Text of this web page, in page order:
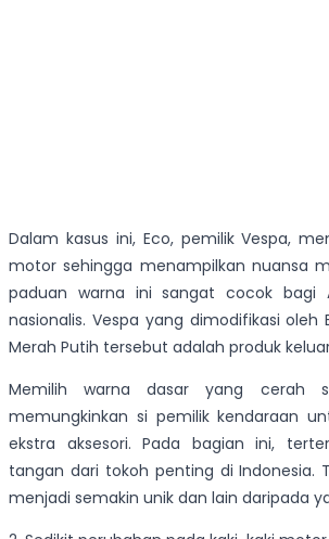
Dalam kasus ini, Eco, pemilik Vespa,
motor sehingga menampilkan nuansa
paduan warna ini sangat cocok bagi
nasionalis. Vespa yang dimodifikasi oleh
Merah Putih tersebut adalah produk
Memilih warna dasar yang cerah
memungkinkan si pemilik kendaraan
ekstra aksesori. Pada bagian ini,
tangan dari tokoh penting di Indonesia.
menjadi semakin unik dan lain daripada